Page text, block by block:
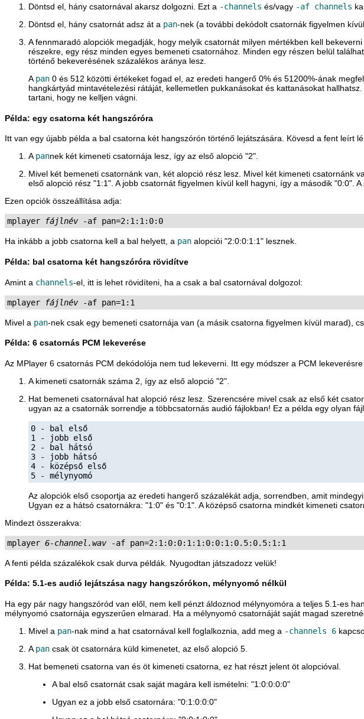
Döntsd el, hány csatornával akarsz dolgozni. Ezt a -channels és/vagy -af channels
Döntsd el, hány csatornát adsz át a pan-nek (a további dekódolt csatornák figyelmen
A fennmaradó alopciók megadják, hogy melyik csatornát milyen mértékben kell
részekre, egy rész minden egyes bemeneti csatornához. Minden egy részen belül
történő bekeverésének százalékos aránya lesz.
A pan 0 és 512 közötti értékeket fogad el, az eredeti hangerő 0% és 51200%-ának
hangkártyád mintavételezési rátáját, kellemetlen pukkanásokat és kattanásokat
tartani, hogy ne kelljen vágni.
Példa: egy csatorna két hangszóróra
Itt van egy újabb példa a bal csatorna két hangszórón történő lejátszására. Kövesd a fent leírt
Apannek két kimeneti csatornája lesz, így az első alopció "2".
Mivel két bemeneti csatornánk van, két alopció rész lesz. Mivel két kimeneti csatornánk
első alopció rész "1:1". A jobb csatornát figyelmen kívül kell hagyni, így a második "0:0".
Ezen opciók összeállítása adja:
mplayer fájlnév -af pan=2:1:1:0:0
Ha inkább a jobb csatorna kell a bal helyett, a pan alopciói "2:0:0:1:1" lesznek.
Példa: bal csatorna két hangszóróra rövidítve
Amint a channels-el, itt is lehet rövidíteni, ha a csak a bal csatornával dolgozol:
mplayer fájlnév -af pan=1:1
Mivel a pan-nek csak egy bemeneti csatornája van (a másik csatorna figyelmen kívül marad),
Példa: 6 csatornás PCM lekeverése
Az MPlayer 6 csatornás PCM dekódolója nem tud lekeverni. Itt egy módszer a PCM lekeverésre
A kimeneti csatornák száma 2, így az első alopció "2".
Hat bemeneti csatornával hat alopció rész lesz. Szerencsére mivel csak az első két
ugyan az a csatornák sorrendje a többcsatornás audió fájlokban! Ez a példa egy olyan
0 - bal első
1 - jobb első
2 - bal hátsó
3 - jobb hátsó
4 - középső első
5 - mélynyomó
Az alopciók első csoportja az eredeti hangerő százalékát adja, sorrendben, amit
Ugyan ez a hátsó csatornákra: "1:0" és "0:1". A középső csatorna mindkét kimeneti
Mindezt összerakva:
mplayer 6-channel.wav
A fenti példa százalékok csak durva példák. Nyugodtan játszadozz velük!
Példa: 5.1-es audió lejátszása nagy hangszórókon, mélynyomó nélkül
Ha egy pár nagy hangszóród van elől, nem kell pénzt áldoznod mélynyomóra a teljes 5.1-es
mélynyomó csatornája egyszerűen elmarad. Ha a mélynyomó csatornáját saját magad
Mivel a pan-nak mind a hat csatornával kell foglalkoznia, add meg a -channels 6
A pan csak öt csatornára küld kimenetet, az első alopció 5.
Hat bemeneti csatorna van és öt kimeneti csatorna, ez hat részt jelent öt alopcióval.
A bal első csatornát csak saját magára kell ismételni: "1:0:0:0:0"
Ugyan ez a jobb első csatornára: "0:1:0:0:0"